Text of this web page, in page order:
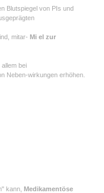
Blutspiegel von PIs und
mitar- Mi el zur
bei
Neben-wirkungen erhöhen.
kann, Medikamentöse